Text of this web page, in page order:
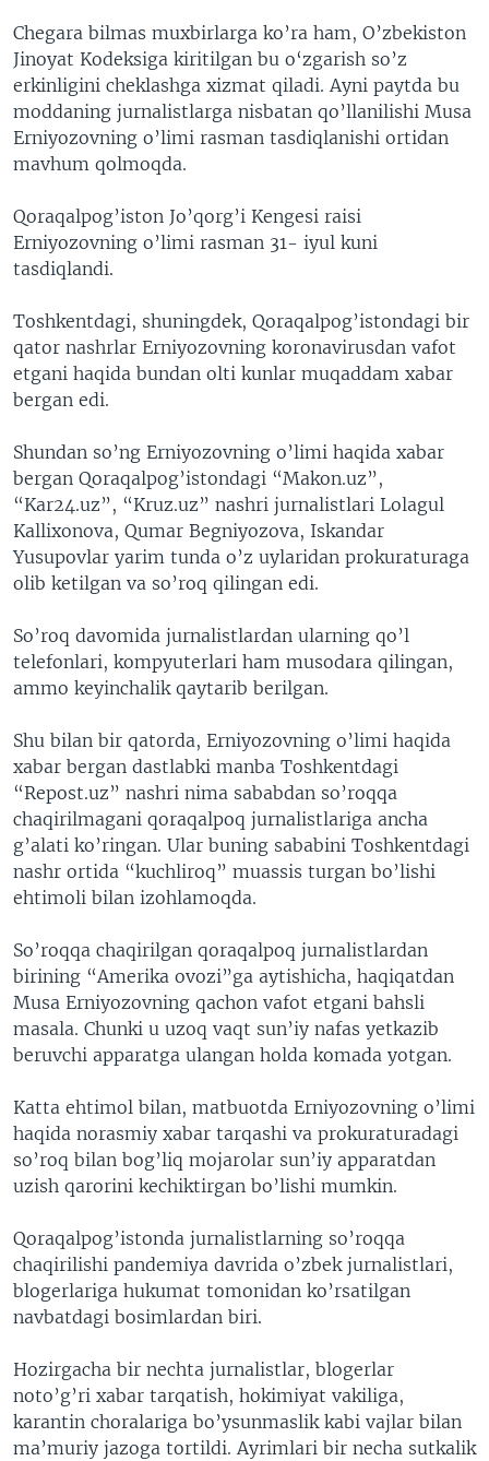
Chegara bilmas muxbirlarga ko’ra ham, O’zbekiston
Jinoyat Kodeksiga kiritilgan bu o‘zgarish so’z
erkinligini cheklashga xizmat qiladi. Ayni paytda bu
moddaning jurnalistlarga nisbatan qo’llanilishi Musa
Erniyozovning o’limi rasman tasdiqlanishi ortidan
mavhum qolmoqda.
Qoraqalpog’iston Jo’qorg’i Kengesi raisi
Erniyozovning o’limi rasman 31- iyul kuni
tasdiqlandi.
Toshkentdagi, shuningdek, Qoraqalpog’istondagi bir
qator nashrlar Erniyozovning koronavirusdan vafot
etgani haqida bundan olti kunlar muqaddam xabar
bergan edi.
Shundan so’ng Erniyozovning o’limi haqida xabar
bergan Qoraqalpog’istondagi “Makon.uz”,
“Kar24.uz”, “Kruz.uz” nashri jurnalistlari Lolagul
Kallixonova, Qumar Begniyozova, Iskandar
Yusupovlar yarim tunda o’z uylaridan prokuraturaga
olib ketilgan va so’roq qilingan edi.
So’roq davomida jurnalistlardan ularning qo’l
telefonlari, kompyuterlari ham musodara qilingan,
ammo keyinchalik qaytarib berilgan.
Shu bilan bir qatorda, Erniyozovning o’limi haqida
xabar bergan dastlabki manba Toshkentdagi
“Repost.uz” nashri nima sababdan so’roqqa
chaqirilmagani qoraqalpoq jurnalistlariga ancha
g’alati ko’ringan. Ular buning sababini Toshkentdagi
nashr ortida “kuchliroq” muassis turgan bo’lishi
ehtimoli bilan izohlamoqda.
So’roqqa chaqirilgan qoraqalpoq jurnalistlardan
birining “Amerika ovozi”ga aytishicha, haqiqatdan
Musa Erniyozovning qachon vafot etgani bahsli
masala. Chunki u uzoq vaqt sun’iy nafas yetkazib
beruvchi apparatga ulangan holda komada yotgan.
Katta ehtimol bilan, matbuotda Erniyozovning o’limi
haqida norasmiy xabar tarqashi va prokuraturadagi
so’roq bilan bog’liq mojarolar sun’iy apparatdan
uzish qarorini kechiktirgan bo’lishi mumkin.
Qoraqalpog’istonda jurnalistlarning so’roqqa
chaqirilishi pandemiya davrida o’zbek jurnalistlari,
blogerlariga hukumat tomonidan ko’rsatilgan
navbatdagi bosimlardan biri.
Hozirgacha bir nechta jurnalistlar, blogerlar
noto’g’ri xabar tarqatish, hokimiyat vakiliga,
karantin choralariga bo’ysunmaslik kabi vajlar bilan
ma’muriy jazoga tortildi. Ayrimlari bir necha sutkalik